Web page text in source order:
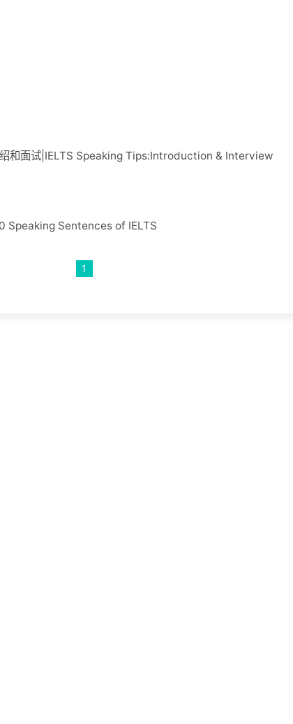
和面试|IELTS Speaking Tips:Introduction & Interview
Speaking Sentences of IELTS
1